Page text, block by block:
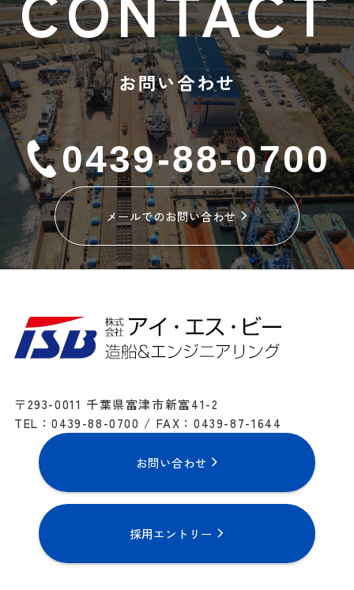
お問い合わせ
0439-88-0700
メールでのお問い合わせ
〒293-0011 千葉県富津市新富41-2
TEL：0439-88-0700 / FAX：0439-87-1644
お問い合わせ
採用エントリー